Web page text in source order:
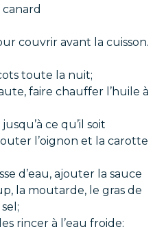
canard
couvrir avant la cuisson.
toute la nuit;
faire chauffer l’huile à
ce qu’il soit
l’oignon et la carotte
d’eau, ajouter la sauce
la moutarde, le gras de
rincer à l’eau froide;